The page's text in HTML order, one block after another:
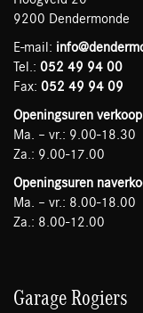
9200 Dendermonde
E-mail:
Tel.: 052 49 94 00
Fax: 052 49 94 09
Openingsuren
Ma. – vr.: 9.00-18.30
Za.: 9.00-17.00
Openingsuren
Ma. – vr.: 8.00-18.00
Za.: 8.00-12.00
Garage Rogiers